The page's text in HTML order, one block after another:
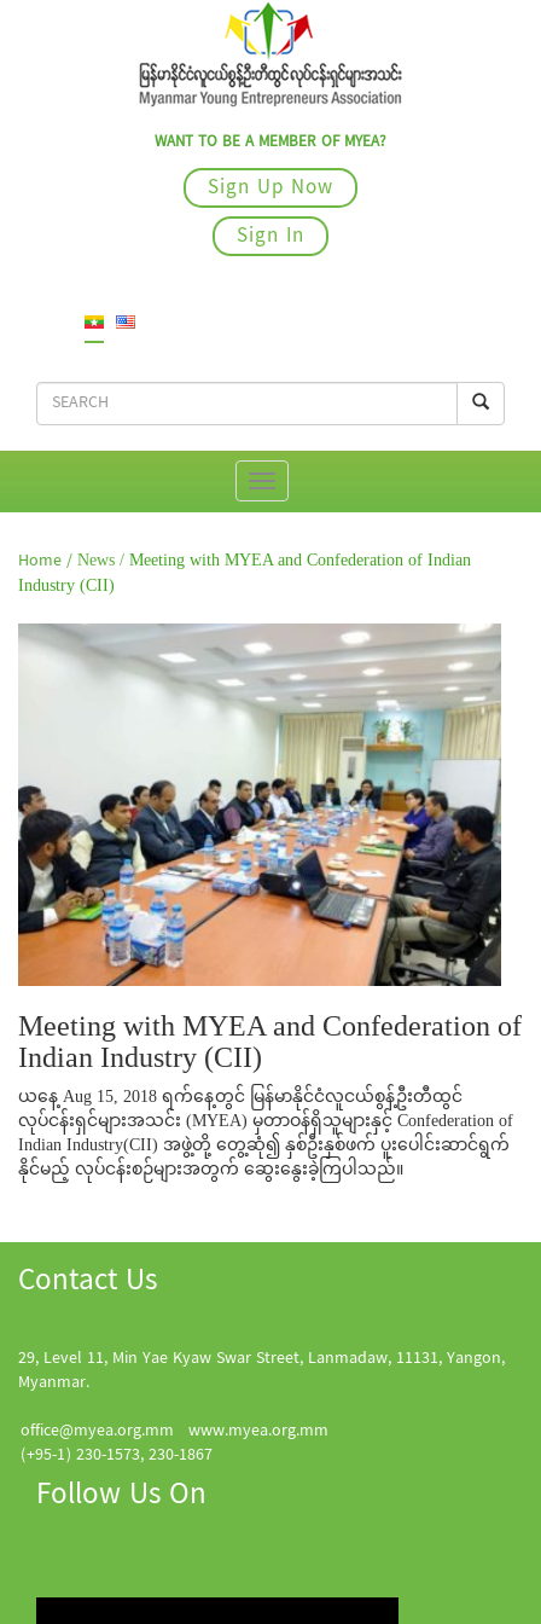
WANT TO BE A MEMBER OF MYEA?
Sign Up Now
Sign In
Home / News / Meeting with MYEA and Confederation of Indian
Industry (CII)
Meeting with MYEA and Confederation of
Indian Industry (CII)
ယနေ့ Aug 15, 2018 ရက်နေ့တွင် မြန်မာနိုင်ငံလူငယ်စွန့်ဦးတီထွင်
လုပ်ငန်းရှင်များအသင်း (MYEA) မှတာဝန်ရှိသူများနှင့် Confederation of
Indian Industry(CII) အဖွဲ့တို့ တွေ့ဆုံ၍ နှစ်ဦးနှစ်ဖက် ပူးပေါင်းဆာင်ရွက်
နိုင်မည့် လုပ်ငန်းစဉ်များအတွက် ဆွေးနွေးခဲ့ကြပါသည်။
Contact Us
29, Level 11, Min Yae Kyaw Swar Street, Lanmadaw, 11131, Yangon,
Myanmar.
office@myea.org.mm www.myea.org.mm
(+95-1) 230-1573, 230-1867
Follow Us On